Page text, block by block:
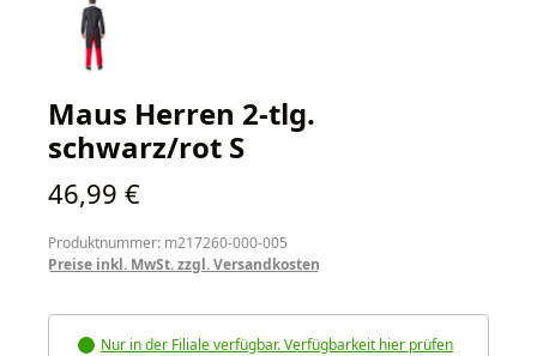
Maus Herren 2-tlg.
schwarz/rot S
Regulärer Preis:
46,99 €
Produktnummer: m217260-000-005
Preise inkl. MwSt. zzgl. Versandkosten
Nur in der Filiale verfügbar. Verfügbarkeit hier prüfen